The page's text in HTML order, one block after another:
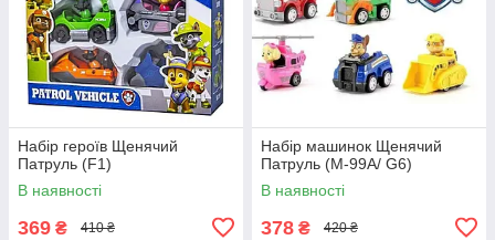
Набір героїв Щенячий
Патруль (F1)
В наявності
369 ₴ 410 ₴
Набір машинок Щенячий
Патруль (M-99A/ G6)
В наявності
378 ₴ 420 ₴